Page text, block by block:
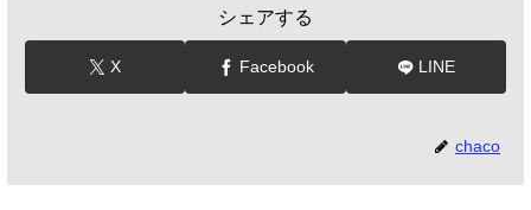
シェアする
X Facebook LINE
chaco